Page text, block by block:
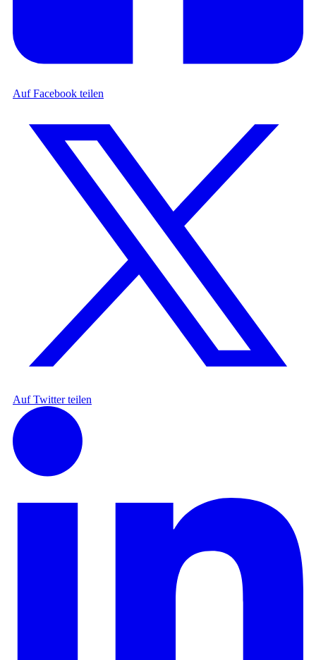
Auf Facebook teilen
Auf Twitter teilen